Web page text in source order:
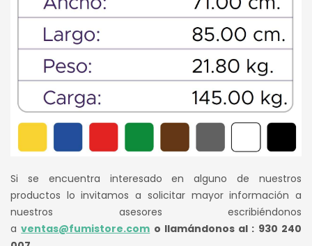
Si se encuentra interesado en alguno de nuestros
productos lo invitamos a solicitar mayor información a
nuestros asesores escribiéndonos
aventas@fumistore.com o llamándonos al : 930 240